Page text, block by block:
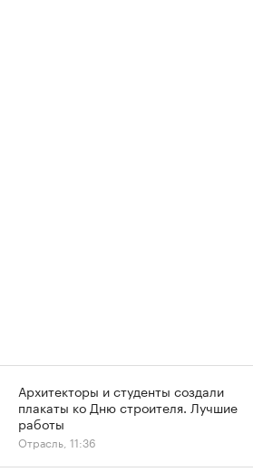
Архитекторы и студенты создали
плакаты ко Дню строителя. Лучшие
работы
Отрасль, 11:36